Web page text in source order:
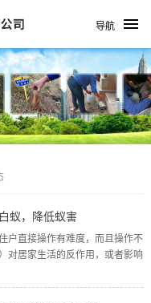
导航
蚁，降低蚁害
户直接操作有难度，而且操作不
对居家生活的反作用，或者影响